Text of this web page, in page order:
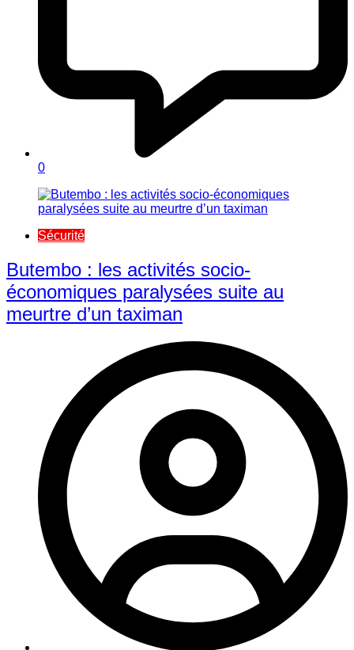
0
Sécurité
Butembo : les activités socio-
économiques paralysées suite au
meurtre d’un taximan